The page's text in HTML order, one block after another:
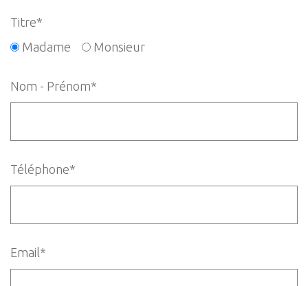
Titre*
Madame
Monsieur
Nom - Prénom*
Téléphone*
Email*